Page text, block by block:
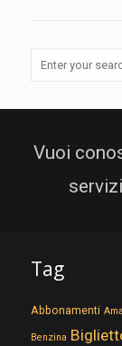
Vuoi
Tag
Abbonamenti
Benzina